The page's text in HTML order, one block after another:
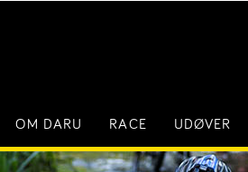
OM DARU RACE UDØVER